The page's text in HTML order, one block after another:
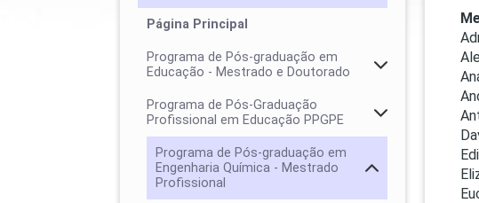
Página Principal
Programa de Pós-graduação em
Educação - Mestrado e Doutorado
Programa de Pós-Graduação
Profissional em Educação PPGPE
Programa de Pós-graduação em
Engenharia Química - Mestrado
Profissional